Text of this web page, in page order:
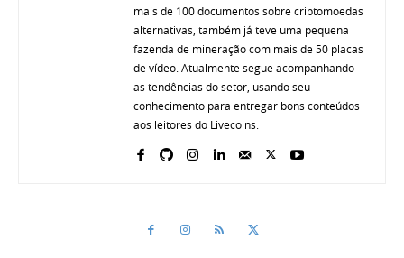
mais de 100 documentos sobre criptomoedas
alternativas, também já teve uma pequena
fazenda de mineração com mais de 50 placas
de vídeo. Atualmente segue acompanhando
as tendências do setor, usando seu
conhecimento para entregar bons conteúdos
aos leitores do Livecoins.